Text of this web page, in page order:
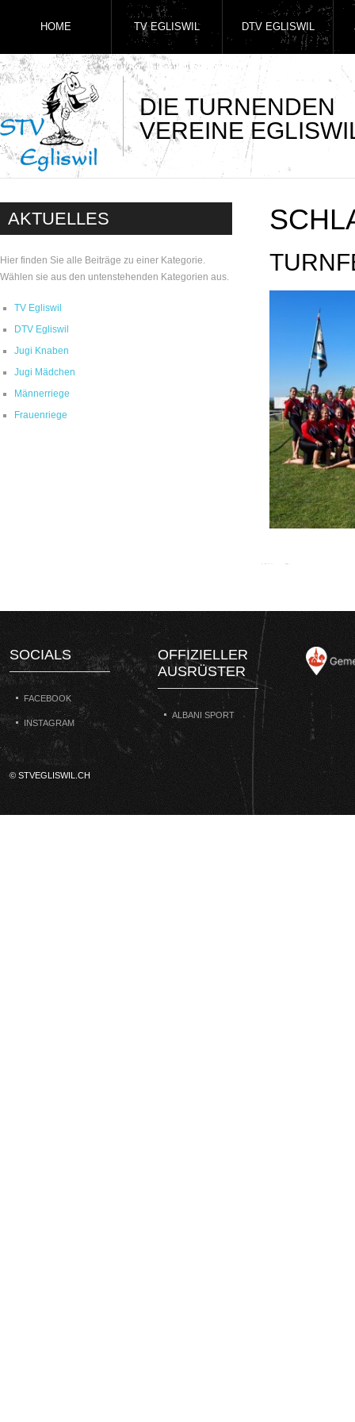
DIE TURNENDEN
VEREINE
HOME TV EGLISWIL DTV EGLISWIL
AKTUELLES
Hier finden Sie alle Beiträge zu einer Kategorie.
Wählen sie aus den untenstehenden Kategorien aus.
TV Egliswil
DTV Egliswil
Jugi Knaben
Jugi Mädchen
Männerriege
Frauenriege
SOCIALS
FACEBOOK
INSTAGRAM
OFFIZIELLER
AUSRÜSTER
ALBANI SPORT
© STVEGLISWIL.CH